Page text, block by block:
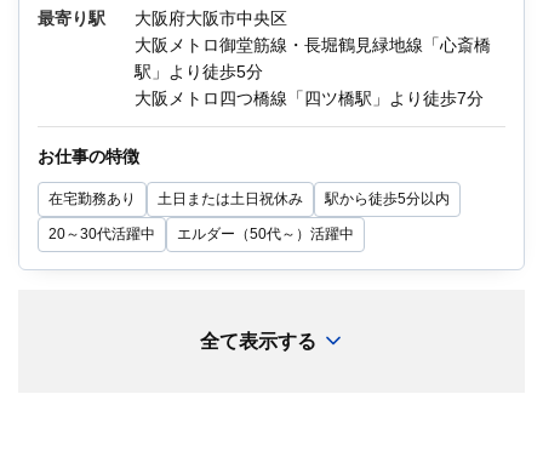
リースまで担当いただける方におすすめ！
《主な業務内容》
1．要件定義（業務知識は問わず）～基本設計
3．不具合修正、ドキュメント作成
言語：C#、JavaScript、SQL
※業務に慣れたら週2～3日程度テレワークあり
迷っている方も、まずはお気軽にご相談くださ
最寄り駅
大阪府大阪市中央区
大阪メトロ御堂筋線・長堀鶴見緑地線「心斎橋
駅」より徒歩5分
大阪メトロ四つ橋線「四ツ橋駅」より徒歩7分
お仕事の特徴
在宅勤務あり 土日または土日祝休み 駅から徒歩5分以内
20～30代活躍中 エルダー（50代～）活躍中
全て表示する